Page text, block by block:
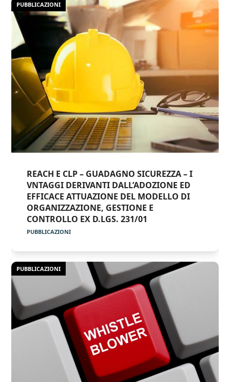
PUBBLICAZIONI
REACH E CLP – GUADAGNO SICUREZZA – I
VNTAGGI DERIVANTI DALL’ADOZIONE ED
EFFICACE ATTUAZIONE DEL MODELLO DI
ORGANIZZAZIONE, GESTIONE E
CONTROLLO EX D.LGS. 231/01
PUBBLICAZIONI
PUBBLICAZIONI